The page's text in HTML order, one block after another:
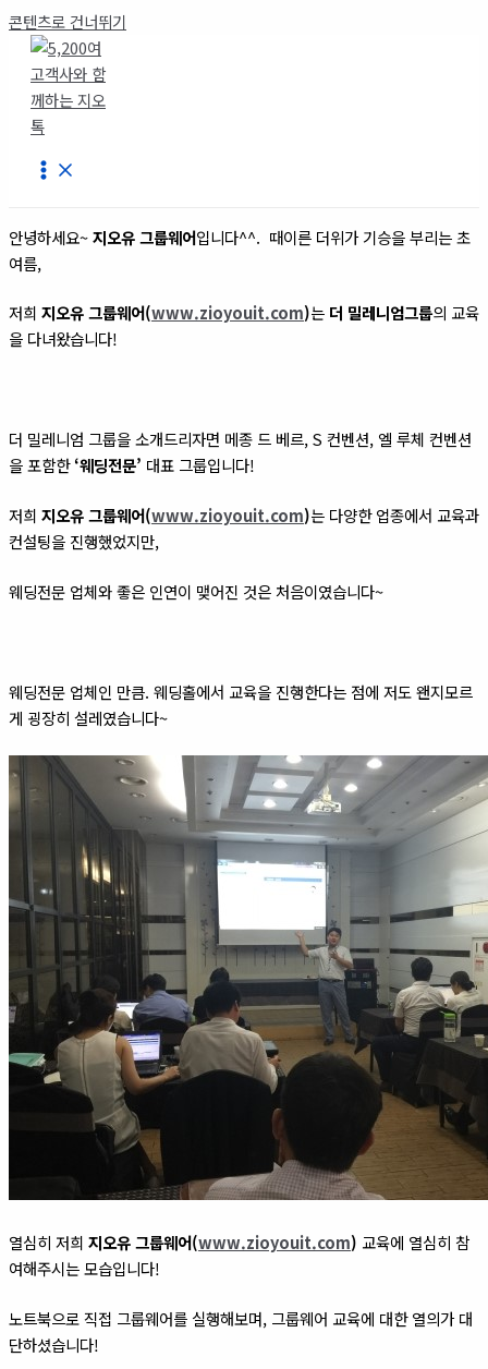
콘텐츠로 건너뛰기
안녕하세요~지오유 그룹웨어입니다^^. 때이른 더위가 기승을 부리는 초
여름,
저희 지오유 그룹웨어(www.zioyouit.com)는 더 밀레니엄그룹의 교육
을 다녀왔습니다!
더 밀레니엄 그룹을 소개드리자면 메종 드 베르, S 컨벤션, 엘 루체 컨벤션
을 포함한‘웨딩전문’ 대표 그룹입니다!
저희 지오유 그룹웨어(www.zioyouit.com)는 다양한 업종에서 교육과
컨설팅을 진행했었지만,
웨딩전문 업체와 좋은 인연이 맺어진 것은 처음이였습니다~
웨딩전문 업체인 만큼. 웨딩홀에서 교육을 진행한다는 점에 저도 왠지모르
게 굉장히 설레였습니다~
열심히 저희 지오유 그룹웨어(www.zioyouit.com) 교육에 열심히 참
여해주시는 모습입니다!
노트북으로 직접 그룹웨어를 실행해보며, 그룹웨어 교육에 대한 열의가 대
단하셨습니다!